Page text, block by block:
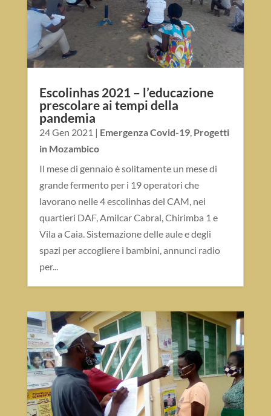
Escolinhas 2021 – l’educazione
prescolare ai tempi della
pandemia
24 Gen 2021 | Emergenza Covid-19, Progetti
in Mozambico
Il mese di gennaio è solitamente un mese di
grande fermento per i 19 operatori che
lavorano nelle 4 escolinhas del CAM, nei
quartieri DAF, Amilcar Cabral, Chirimba 1 e
Vila a Caia. Sistemazione delle aule e degli
spazi per accogliere i bambini, annunci radio
per...